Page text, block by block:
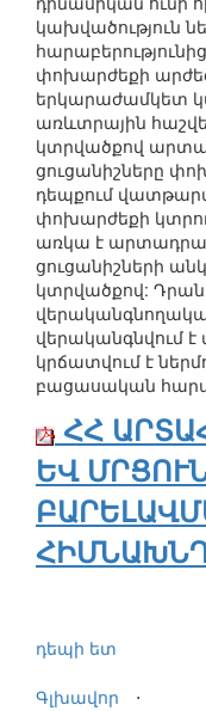
կախվածություն
փոխարժեքի
երկարաժամկետ
առևտրային
կտրվածքով
ցուցանիշները
դեպքում
փոխարժեքի
առկա է
ցուցանիշների
կտրվածքով:
վերականգնվում է
կրճատվում է
բացասական
ՀՀ
ԵՎ
դեպի ետ
Գլխավոր
⋅